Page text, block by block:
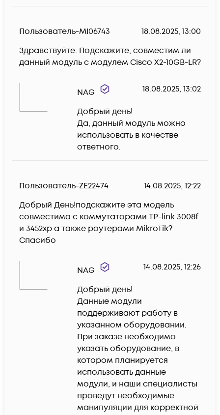
Пользователь-MI06743
18.08.2025, 13:00
Здравствуйте. Подскажите, совместим ли
данный модуль с модулем Cisco X2-10GB-LR?
NAG 18.08.2025, 13:02
Добрый день!
Да, данный модуль можно
использовать в качестве
ответного.
Пользователь-ZE22474
14.08.2025, 12:22
Добрый День!подскажите эта модель
совместима с коммутаторами TP-link 3008f
и 3452xp а также роутерами MikroTik?
Спасибо
NAG 14.08.2025, 12:26
Добрый день!
Данные модули
поддерживают работу в
указанном оборудовании.
При заказе необходимо
указать оборудование, в
котором планируется
использовать данные
модули, и наши специалисты
проведут необходимые
манипуляции для корректной